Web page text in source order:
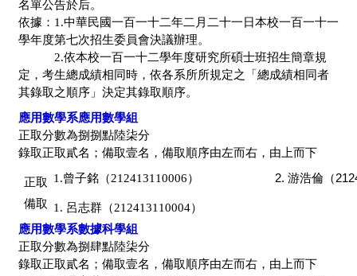
名單公告於后。
依據：1.中華民國一百一十二年二月二十一日本校一百一十一
學年度第七次招生委員會決議辦理。
2.依本校一百一十二學年度研究所碩士班招生簡章規
定，考生總成績相同時，依各系所所規定之「總成績相同者
其錄取之順序」決定其錄取順序。
應用數學系應用數學組
正取分數為捌捌點陸柒分
錄取正取貳名；備取壹名，備取順序由左而右，由上而下
正取 1.曾子銘（212413110006） 2. 游浩倫（
備取 1. 呂志群（212413110004）
應用數學系數據科學組
正取分數為捌肆點陸柒分
錄取正取貳名；備取壹名，備取順序由左而右，由上而下